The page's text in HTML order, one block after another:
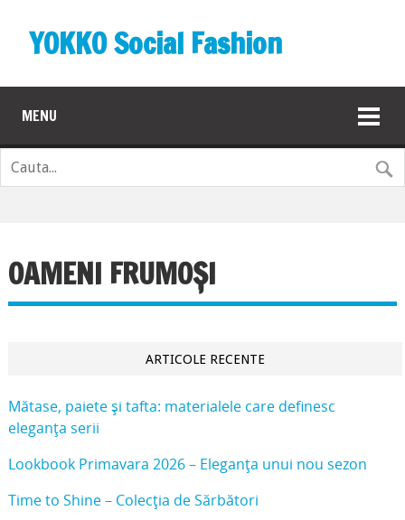
YOKKO Social Fashion
MENU
OAMENI FRUMOȘI
ARTICOLE RECENTE
Mătase, paiete și tafta: materialele care definesc
eleganța serii
Lookbook Primavara 2026 – Eleganța unui nou sezon
Time to Shine – Colecția de Sărbători